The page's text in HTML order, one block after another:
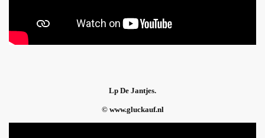
Lp De Jantjes.
© www.gluckauf.nl